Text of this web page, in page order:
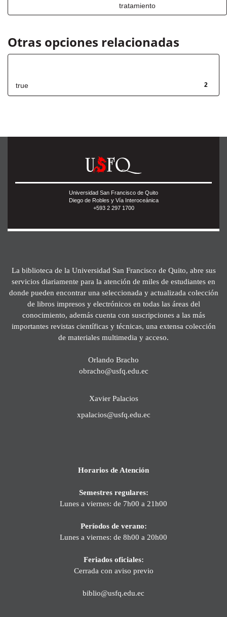
tratamiento
Otras opciones relacionadas
2
true
Universidad San Francisco de Quito
Diego de Robles y Vía Interoceánica
+593 2 297 1700
La biblioteca de la Universidad San Francisco de Quito, abre sus
servicios diariamente para la atención de miles de estudiantes en
donde pueden encontrar una seleccionada y actualizada colección
de libros impresos y electrónicos en todas las áreas del
conocimiento, además cuenta con suscripciones a las más
importantes revistas científicas y técnicas, una extensa colección
de materiales multimedia y acceso.
Orlando Bracho
obracho@usfq.edu.ec
Xavier Palacios
xpalacios@usfq.edu.ec
Horarios de Atención
Semestres regulares:
Lunes a viernes: de 7h00 a 21h00
Períodos de verano:
Lunes a viernes: de 8h00 a 20h00
Feriados oficiales:
Cerrada con aviso previo
biblio@usfq.edu.ec